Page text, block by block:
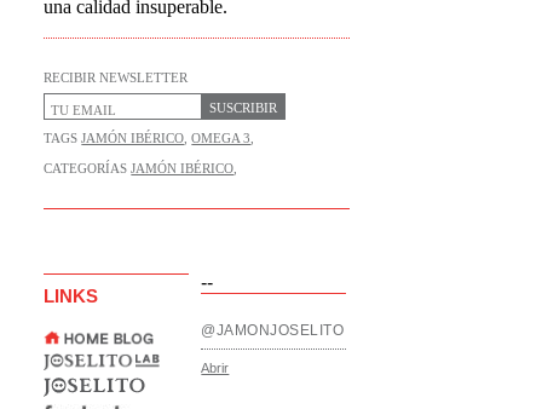
una calidad insuperable.
RECIBIR NEWSLETTER
SUSCRIBIR
TAGSJAMÓN IBÉRICO ,OMEGA 3
CATEGORÍASJAMÓN IBÉRICO
--
LINKS
@JAMONJOSELITO
Abrir